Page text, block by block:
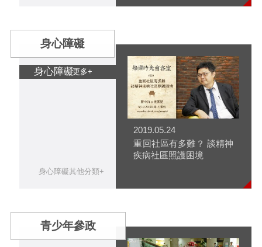
身心障礙
身心障礙更多+
身心障礙其他分類+
2019.05.24
重回社區有多難？ 談精神
疾病社區照護困境
青少年參政